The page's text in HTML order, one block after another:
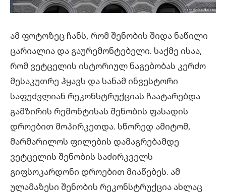
ამ ფოტოზეც ჩანს, რომ შენობის შიდა ნაწილი
ცარიალია და გაურემონტებელი. საქმე ისაა,
რომ ვეტცელის ისტორიულ ნაგებობას კერძო
მესაკუთრე ჰყავს და სანამ ინვესტორი
საფუძვლიან რეკონსტრუქციას ჩაატარებდა
გამზირის რემონტისას შენობის ფასადის
დროებით მოპირკეთდა. სწორედ ამიტომ,
მარმარილოს ფილების დამაგრებამდე
ვეტცელის შენობის საძირკველს
გიფსოკარდონი დროებით მიაწებეს. ამ
ულამაზესი შენობის რეკონსტრუქცია ახლაც